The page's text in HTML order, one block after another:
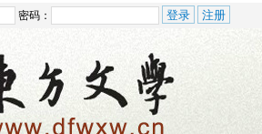
密码：